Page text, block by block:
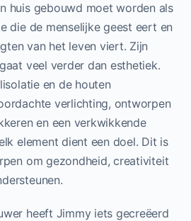
huis gebouwd moet worden als
die de menselijke geest eert en
van het leven viert. Zijn
veel verder dan esthetiek.
en de houten
verlichting, ontworpen
en een verkwikkende
element dient een doel. Dit is
om gezondheid, creativiteit
heeft Jimmy iets gecreëerd